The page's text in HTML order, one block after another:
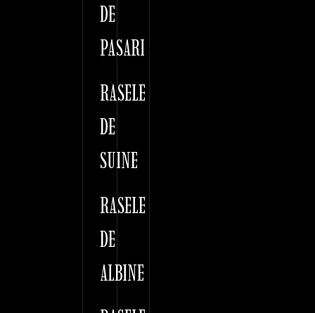
DE
PASARI
RASELE
DE
SUINE
RASELE
DE
ALBINE